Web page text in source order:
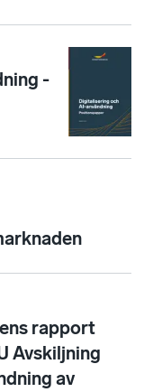
-
rapport
Avskiljning
av